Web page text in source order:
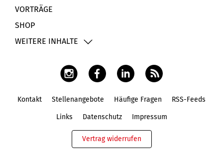
VORTRÄGE
SHOP
WEITERE INHALTE
Kontakt Stellenangebote Häufige Fragen RSS-Feeds
Links Datenschutz Impressum
Vertrag widerrufen